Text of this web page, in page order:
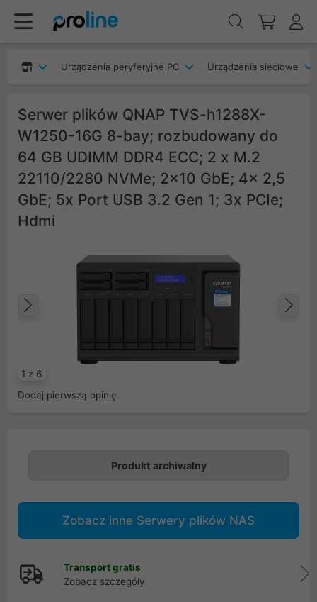
Urządzenia peryferyjne PC Urządzenia sieciowe
Serwer plików QNAP TVS-h1288X-
W1250-16G 8-bay; rozbudowany do
64 GB UDIMM DDR4 ECC; 2 x M.2
22110/2280 NVMe; 2x10 GbE; 4x 2,5
GbE; 5x Port USB 3.2 Gen 1; 3x PCIe;
Hdmi
1 z 6
Dodaj pierwszą opinię
Produkt archiwalny
Zobacz inne Serwery plików NAS
Transport gratis
Zobacz szczegóły